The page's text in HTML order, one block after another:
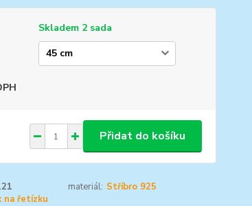
Skladem 2 sada
Přidat do košíku
materiál: Stříbro 925
na řetízku